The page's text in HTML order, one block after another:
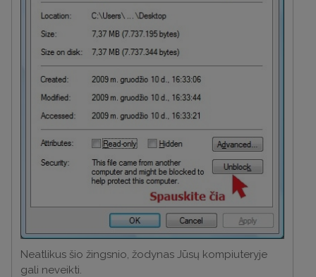
Neatlikus šio žingsnio, žodynas Jūsų kompiuteryje
gali neveikti.